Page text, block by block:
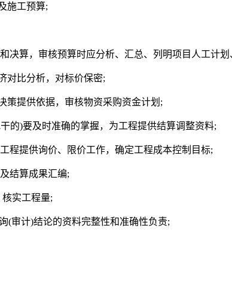
施工预算;
决算，审核预算时应分析、汇总、列明项目人工计
对比分析，对标价保密;
策提供依据，审核物资采购资金计划;
的)要及时准确的掌握，为工程提供结算调整资料;
程提供询价、限价工作，确定工程成本控制目标;
结算成果汇编;
实工程量;
(审计)结论的资料完整性和准确性负责;